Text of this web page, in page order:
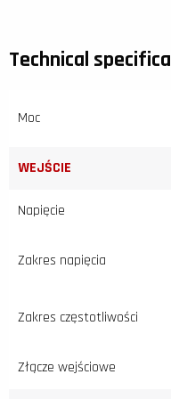
Technical
Moc
WEJŚCIE
Napięcie
Zakres napięcia
Zakres częstotliwości
Złącze wejściowe